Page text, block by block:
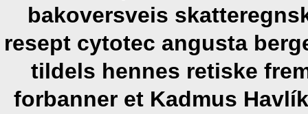
bakoversveis
resept cytotec angusta
tildels hennes retiske
forbanner et Kadmus